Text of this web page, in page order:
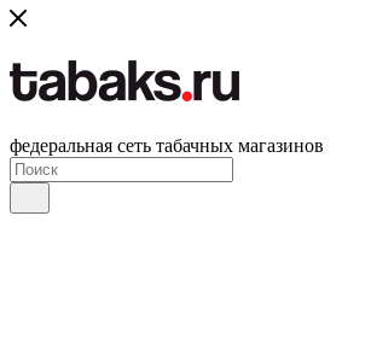
федеральная сеть табачных магазинов